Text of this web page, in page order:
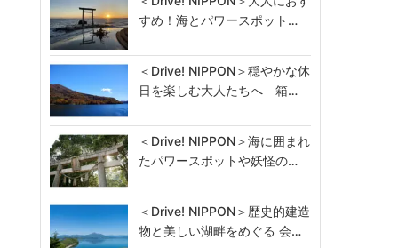
すめ！海とパワースポット…
＜Drive! NIPPON＞穏やかな休
日を楽しむ大人たちへ 箱…
＜Drive! NIPPON＞海に囲まれ
たパワースポットや妖怪の…
＜Drive! NIPPON＞歴史的建造
物と美しい湖畔をめぐる 会…